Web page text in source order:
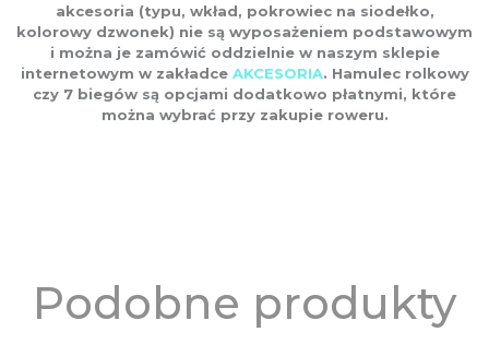
akcesoria (typu, wkład, pokrowiec na siodełko,
kolorowy dzwonek) nie są wyposażeniem podstawowym
i można je zamówić oddzielnie w naszym sklepie
internetowym w zakładce AKCESORIA. Hamulec rolkowy
czy 7 biegów są opcjami dodatkowo płatnymi, które
można wybrać przy zakupie roweru.
Podobne produkty